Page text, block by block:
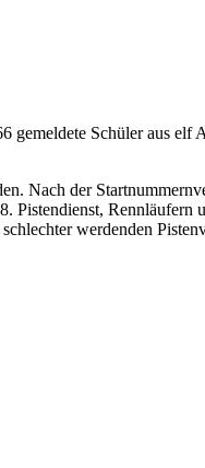
Schüler aus elf
Nach der
Rennläufern
werdenden